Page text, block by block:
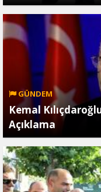
GÜNDEM
Kemal
Açıklama